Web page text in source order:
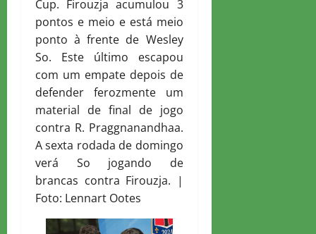
Cup. Firouzja acumulou 3
pontos e meio e está meio
ponto à frente de Wesley
So. Este último escapou
com um empate depois de
defender ferozmente um
material de final de jogo
contra R. Praggnanandhaa.
A sexta rodada de domingo
verá So jogando de
brancas contra Firouzja. |
Foto: Lennart Ootes